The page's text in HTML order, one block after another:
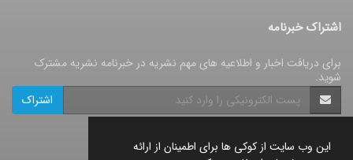
این وب سایت از کوکی ها برای اطمینان از ارائه
اشتراک خبرنامه
برای دریافت اخبار و اطلاعیه های مهم نشریه در خبرنامه نشریه مشترک
شوید.
اشتراک